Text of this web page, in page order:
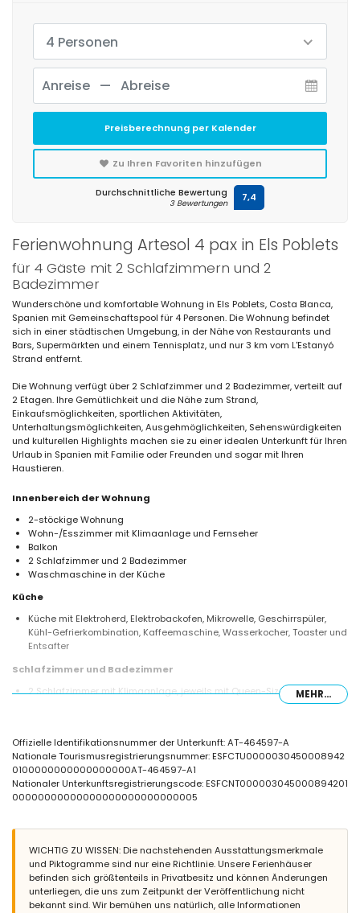
Ferienwohnung Artesol 4 pax in Els Poblets
für 4 Gäste mit 2 Schlafzimmern und 2
Badezimmer
Wunderschöne und komfortable Wohnung in Els Poblets, Costa Blanca,
Spanien mit Gemeinschaftspool für 4 Personen. Die Wohnung befindet
sich in einer städtischen Umgebung, in der Nähe von Restaurants und
Bars, Supermärkten und einem Tennisplatz, und nur 3 km vom L'Estanyó
Strand entfernt.
Die Wohnung verfügt über 2 Schlafzimmer und 2 Badezimmer, verteilt auf
2 Etagen. Ihre Gemütlichkeit und die Nähe zum Strand,
Einkaufsmöglichkeiten, sportlichen Aktivitäten,
Unterhaltungsmöglichkeiten, Ausgehmöglichkeiten, Sehenswürdigkeiten
und kulturellen Highlights machen sie zu einer idealen Unterkunft für Ihren
Urlaub in Spanien mit Familie oder Freunden und sogar mit Ihren
Haustieren.
Innenbereich der Wohnung
2-stöckige Wohnung
Wohn-/Esszimmer mit Klimaanlage und Fernseher
Balkon
2 Schlafzimmer und 2 Badezimmer
Waschmaschine in der Küche
Küche
Küche mit Elektroherd, Elektrobackofen, Mikrowelle, Geschirrspüler,
Kühl-Gefrierkombination, Kaffeemaschine, Wasserkocher, Toaster und
Entsafter
Schlafzimmer und Badezimmer
2 Schlafzimmer mit Klimaanlage, jeweils mit Queen-Size-Bett (200 x
Außenbereich der Wohnung
eingezäuntes Grundstück
Gemeinschaftspool
Außendusche
Wohnung)
nächstes Ufer oder Küste: Mittelmeer (innerhalb von 3 Kilometern von
der Wohnung)
nächster Strand: L'Estanyó Strand (innerhalb von 3 Kilometern von der
Wohnung)
MEHR...
Offizielle Identifikationsnummer der Unterkunft: AT-464597-A
Nationale Tourismusregistrierungsnummer: ESFCTU0000030450008942
0100000000000000000AT-464597-A1
Nationaler Unterkunftsregistrierungscode: ESFCNT000003045000894201
00000000000000000000000000005
WICHTIG ZU WISSEN: Die nachstehenden Ausstattungsmerkmale
und Piktogramme sind nur eine Richtlinie. Unsere Ferienhäuser
befinden sich größtenteils in Privatbesitz und können Änderungen
unterliegen, die uns zum Zeitpunkt der Veröffentlichung nicht
bekannt sind. Wir bemühen uns natürlich, alle Informationen
4 Personen
Preisberechnung per Kalender
Zu Ihren Favoriten hinzufügen
Durchschnittliche Bewertung
3 Bewertungen 7,4